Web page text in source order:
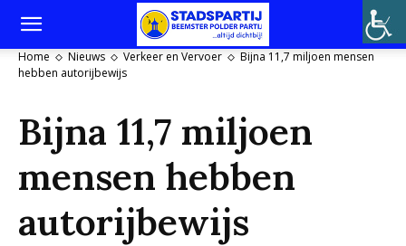
Home Nieuws Verkeer en Vervoer
Bijna 11,7 miljoen mensen
hebben autorijbewijs
Bijna 11,7 miljoen
mensen hebben
autorijbewijs